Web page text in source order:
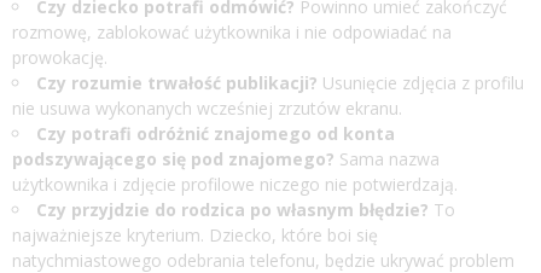
Czy dziecko potrafi odmówić? Powinno umieć zakończyć
rozmowę, zablokować użytkownika i nie odpowiadać na
prowokację.
Czy rozumie trwałość publikacji? Usunięcie zdjęcia z profilu
nie usuwa wykonanych wcześniej zrzutów ekranu.
Czy potrafi odróżnić znajomego od konta
podszywającego się pod znajomego? Sama nazwa
użytkownika i zdjęcie profilowe niczego nie potwierdzają.
Czy przyjdzie do rodzica po własnym błędzie? To
najważniejsze kryterium. Dziecko, które boi się
natychmiastowego odebrania telefonu, będzie ukrywać problem